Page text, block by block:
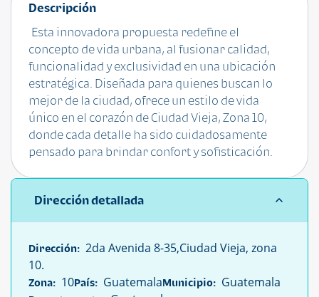
Descripción
Esta innovadora propuesta redefine el
concepto de vida urbana, al fusionar calidad,
funcionalidad y exclusividad en una ubicación
estratégica. Diseñada para quienes buscan lo
mejor de la ciudad, ofrece un estilo de vida
único en el corazón de Ciudad Vieja, Zona 10,
donde cada detalle ha sido cuidadosamente
pensado para brindar confort y sofisticación.
Dirección detallada
Dirección: 2da Avenida 8-35,Ciudad Vieja, zona
10.
Zona: 10País: GuatemalaMunicipio: Guatemala